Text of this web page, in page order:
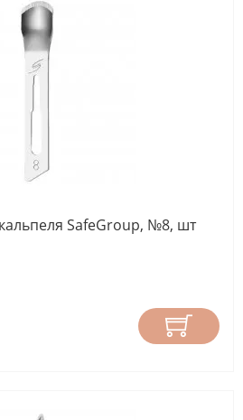
SafeGroup, №8, шт